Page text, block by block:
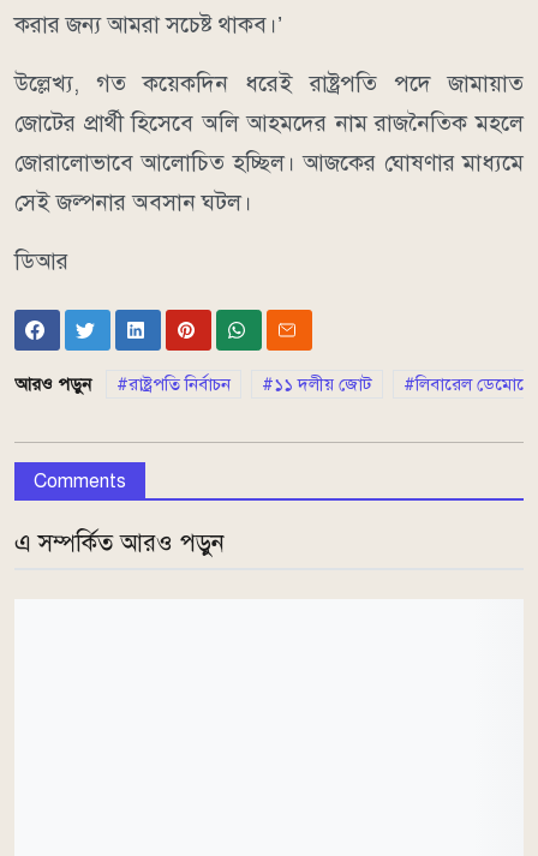
করার জন্য আমরা সচেষ্ট থাকব।’
উল্লেখ্য, গত কয়েকদিন ধরেই রাষ্ট্রপতি পদে জামায়াত
জোটের প্রার্থী হিসেবে অলি আহমদের নাম রাজনৈতিক মহলে
জোরালোভাবে আলোচিত হচ্ছিল। আজকের ঘোষণার মাধ্যমে
সেই জল্পনার অবসান ঘটল।
ডিআর
আরও পড়ুন রাষ্ট্রপতি নির্বাচন ১১ দলীয় জোট লিবারেল
Comments
এ সম্পর্কিত আরও পড়ুন